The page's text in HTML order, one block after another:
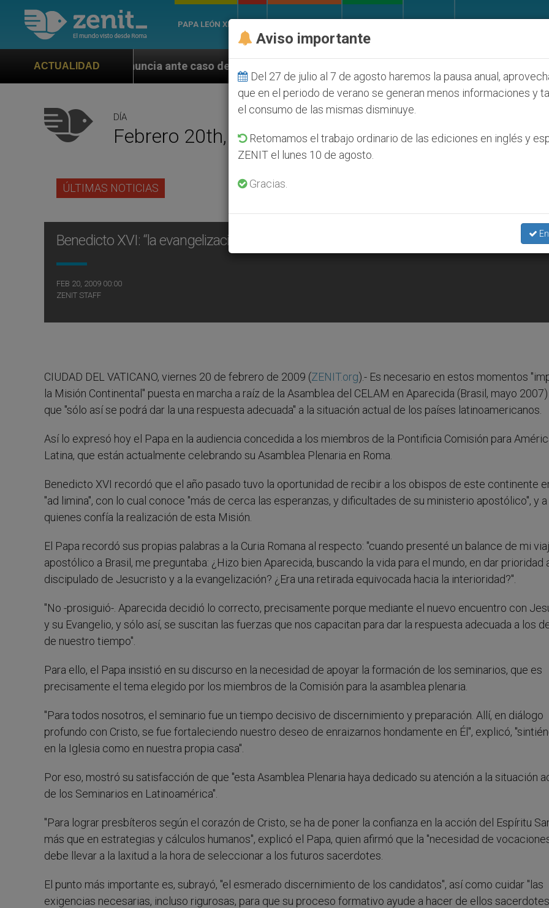
PAPA LEÓN XIV
ACTUALIDAD
pronuncia ante caso de obispo católico desaparecido por la dictadura nicaragüense Aumenta el
DÍA
Febrero 20th, 2009
ÚLTIMAS NOTICIAS
Benedicto XVI: “la evangelización” dará respuesta a los problemas en Latinoamérica
FEB 20, 2009 00:00
ZENIT STAFF
CIUDAD DEL VATICANO, viernes 20 de febrero de 2009 (ZENIT.org).- Es necesario en estos momentos
la Misión Continental" puesta en marcha a raíz de la Asamblea del CELAM en Aparecida (Brasil, mayo
que "sólo así se podrá dar la una respuesta adecuada" a la situación actual de los países latinoamericanos.
Así lo expresó hoy el Papa en la audiencia concedida a los miembros de la Pontificia Comisión para
Latina, que están actualmente celebrando su Asamblea Plenaria en Roma.
Benedicto XVI recordó que el año pasado tuvo la oportunidad de recibir a los obispos de este continente
"ad limina", con lo cual conoce "más de cerca las esperanzas, y dificultades de su ministerio apostólico", y a
quienes confía la realización de esta Misión.
El Papa recordó sus propias palabras a la Curia Romana al respecto: "cuando presenté un balance de mi
apostólico a Brasil, me preguntaba: ¿Hizo bien Aparecida, buscando la vida para el mundo, en dar prioridad
discipulado de Jesucristo y a la evangelización? ¿Era una retirada equivocada hacia la interioridad?".
"No -prosiguió-. Aparecida decidió lo correcto, precisamente porque mediante el nuevo encuentro con
y su Evangelio, y sólo así, se suscitan las fuerzas que nos capacitan para dar la respuesta adecuada a los
de nuestro tiempo".
Para ello, el Papa insistió en su discurso en la necesidad de apoyar la formación de los seminarios, que es
precisamente el tema elegido por los miembros de la Comisión para la asamblea plenaria.
"Para todos nosotros, el seminario fue un tiempo decisivo de discernimiento y preparación. Allí, en diálogo
profundo con Cristo, se fue fortaleciendo nuestro deseo de enraizarnos hondamente en Él", explicó,
en la Iglesia como en nuestra propia casa".
Por eso, mostró su satisfacción de que "esta Asamblea Plenaria haya dedicado su atención a la situación
de los Seminarios en Latinoamérica".
"Para lograr presbíteros según el corazón de Cristo, se ha de poner la confianza en la acción del Espíritu
más que en estrategias y cálculos humanos", explicó el Papa, quien afirmó que la "necesidad de
debe llevar a la laxitud a la hora de seleccionar a los futuros sacerdotes.
El punto más importante es, subrayó, "el esmerado discernimiento de los candidatos", así como cuidar "las
exigencias necesarias, incluso rigurosas, para que su proceso formativo ayude a hacer de ellos sacerdotes
Aviso importante
Del 27 de julio al 7 de agosto haremos la pausa anual,
que en el periodo de verano se generan menos informaciones y
el consumo de las mismas disminuye.
Retomamos el trabajo ordinario de las ediciones en inglés y
ZENIT el lunes 10 de agosto.
Gracias.